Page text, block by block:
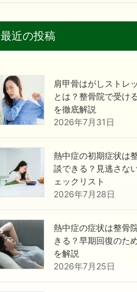
最近の投稿
肩甲骨はがしストレ
とは？整骨院で受け
を徹底解説
2026年7月31日
熱中症の初期症状は
談できる？見逃さな
ェックリスト
2026年7月28日
熱中症の症状は整骨
きる？早期回復のた
を解説
2026年7月25日